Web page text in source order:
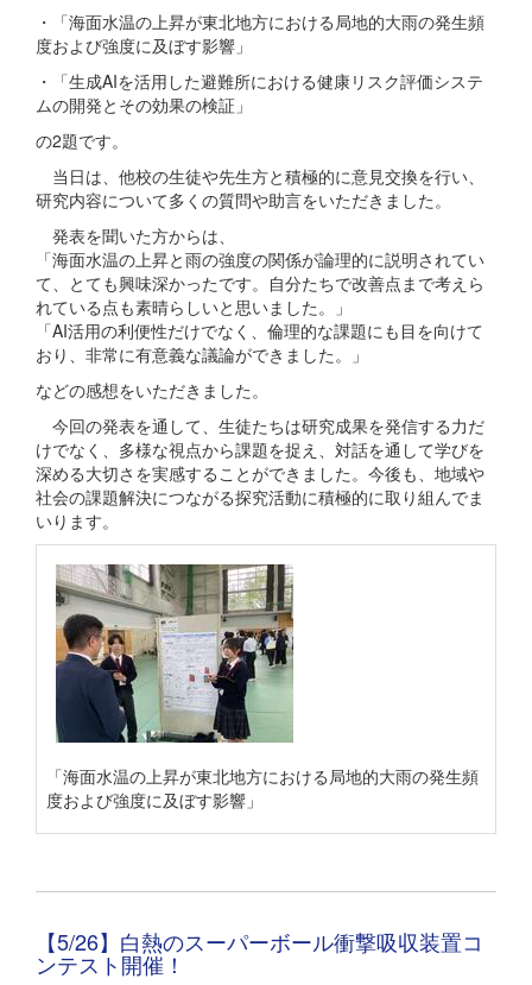
・「海面水温の上昇が東北地方における局地的大雨の発生頻
度および強度に及ぼす影響」
・「生成AIを活用した避難所における健康リスク評価システ
ムの開発とその効果の検証」
の2題です。
当日は、他校の生徒や先生方と積極的に意見交換を行い、
研究内容について多くの質問や助言をいただきました。
発表を聞いた方からは、
「海面水温の上昇と雨の強度の関係が論理的に説明されてい
て、とても興味深かったです。自分たちで改善点まで考えら
れている点も素晴らしいと思いました。」
「AI活用の利便性だけでなく、倫理的な課題にも目を向けて
おり、非常に有意義な議論ができました。」
などの感想をいただきました。
今回の発表を通して、生徒たちは研究成果を発信する力だ
けでなく、多様な視点から課題を捉え、対話を通して学びを
深める大切さを実感することができました。今後も、地域や
社会の課題解決につながる探究活動に積極的に取り組んでま
いります。
「海面水温の上昇が東北地方における局地的大雨の発生頻
度および強度に及ぼす影響」
【5/26】白熱のスーパーボール衝撃吸収装置コ
ンテスト開催！